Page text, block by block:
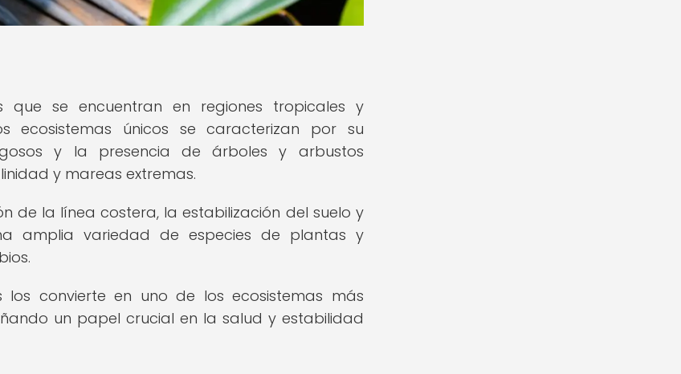
que se encuentran en regiones tropicales y
ecosistemas únicos se caracterizan por su
y la presencia de árboles y arbustos
y mareas extremas.
de la línea costera, la estabilización del suelo y
amplia variedad de especies de plantas y
convierte en uno de los ecosistemas más
un papel crucial en la salud y estabilidad